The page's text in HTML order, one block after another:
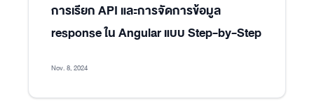
การเรียก API และการจัดการข้อมูล
response ใน Angular แบบ Step-by-Step
Nov. 8, 2024